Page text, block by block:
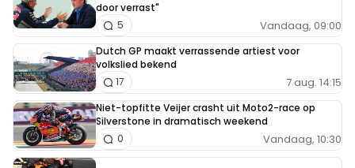
door verrast"
Vandaag, 09:00
5
Dutch GP maakt verrassende artiest voor
volkslied bekend
7 aug. 14:15
17
Niet-topfitte Veijer crasht uit Moto2-race op
Silverstone in dramatisch weekend
Vandaag, 10:30
0